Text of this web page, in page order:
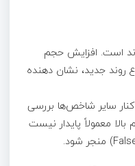
است. افزایش حجم
جدید، نشان‌ دهنده
سایر شاخص‌ها بررسی
معمولاً پایدار نیست